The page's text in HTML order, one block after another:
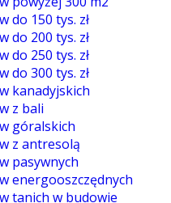
do 150 tys. zł
do 200 tys. zł
do 250 tys. zł
do 300 tys. zł
kanadyjskich
z bali
góralskich
z antresolą
pasywnych
energooszczędnych
tanich w budowie